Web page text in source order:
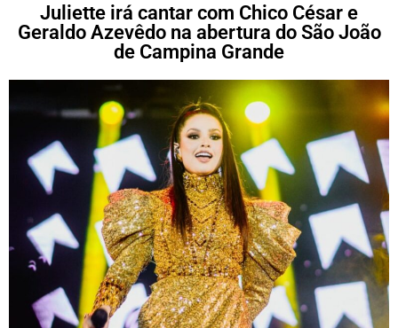
Juliette irá cantar com Chico César e
Geraldo Azevêdo na abertura do São João
de Campina Grande